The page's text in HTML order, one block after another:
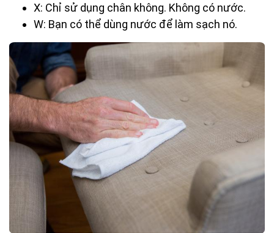
X: Chỉ sử dụng chân không. Không có nước.
W: Bạn có thể dùng nước để làm sạch nó.